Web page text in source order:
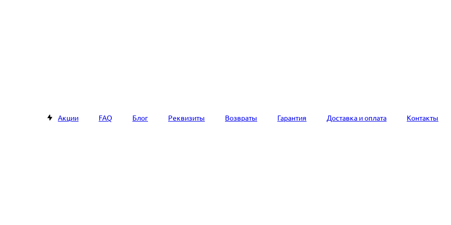
Акции FAQ Блог Реквизиты Возвраты Гарантия Доставка и оплата Контакты